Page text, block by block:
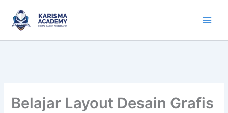
content
Belajar Layout Desain Grafis